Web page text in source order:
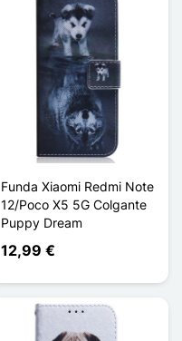
Funda Xiaomi Redmi Note
12/Poco X5 5G Colgante
Puppy Dream
12,99 €